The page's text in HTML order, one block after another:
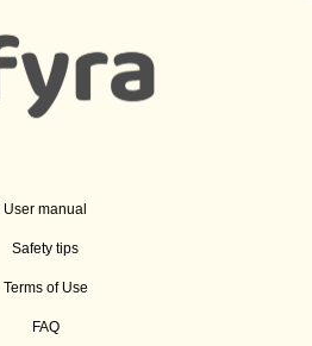
User manual
Safety tips
Terms of Use
FAQ